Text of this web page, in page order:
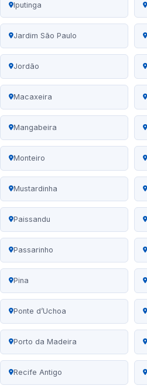
Iputinga
Jardim São Paulo
Jordão
Macaxeira
Mangabeira
Monteiro
Mustardinha
Paissandu
Passarinho
Pina
Ponte d’Uchoa
Porto da Madeira
Recife Antigo